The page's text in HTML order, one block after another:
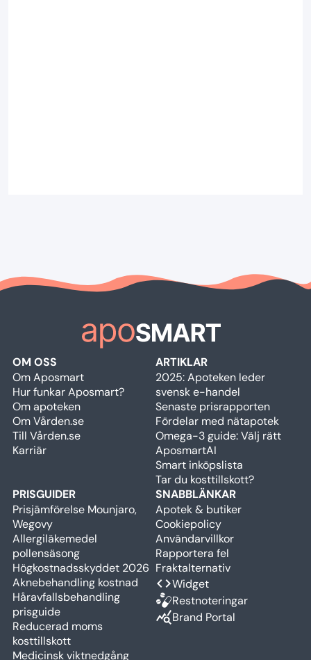
OM OSS
Om Aposmart
Hur funkar Aposmart?
Om apoteken
Om Vården.se
Till Vården.se
Karriär
ARTIKLAR
2025: Apoteken leder
svensk e-handel
Senaste prisrapporten
Fördelar med nätapotek
Omega-3 guide: Välj rätt
AposmartAI
Smart inköpslista
Tar du kosttillskott?
PRISGUIDER
Prisjämförelse Mounjaro,
Wegovy
Allergiläkemedel
pollensäsong
Högkostnadsskyddet 2026
Aknebehandling kostnad
Håravfallsbehandling
prisguide
Reducerad moms
kosttillskott
Medicinsk viktnedgång
SNABBLÄNKAR
Apotek & butiker
Cookiepolicy
Användarvillkor
Rapportera fel
Fraktalternativ
codeWidget
Restnoteringar
query_statsBrand Portal